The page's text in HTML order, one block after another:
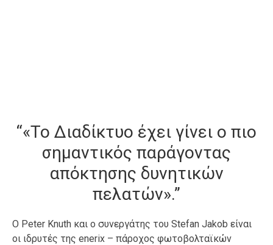
“«Το Διαδίκτυο έχει γίνει ο πιο
σημαντικός παράγοντας
απόκτησης δυνητικών
πελατών».”
Ο Peter Knuth και ο συνεργάτης του Stefan Jakob είναι
οι ιδρυτές της enerix – πάροχος φωτοβολταϊκών